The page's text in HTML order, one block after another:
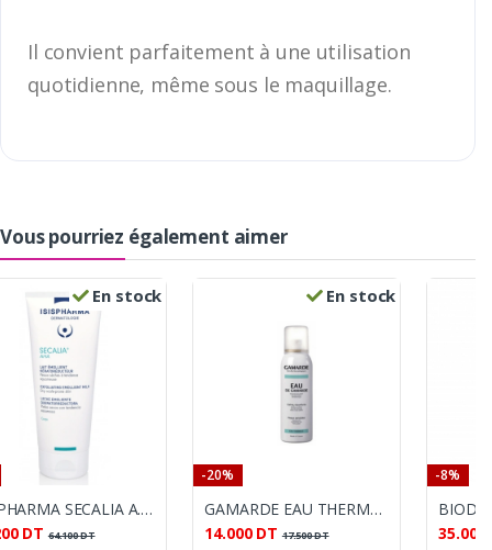
Il convient parfaitement à une utilisation
quotidienne, même sous le maquillage.
Vous pourriez également aimer
En stock
ISISPHARMA SECALIA A.H.A LAIT ÉMOLLIENT 200ML
DT 64.100DT
En stock
-20%
GAMARDE EAU THERMALE PEAUX SENSIBLES 100 ML
14.000 DT 17.500DT
-8%
35.000